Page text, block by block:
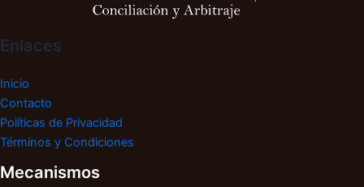
Enlaces
Inicio
Contacto
Políticas de Privacidad
Términos y Condiciones
Mecanismos